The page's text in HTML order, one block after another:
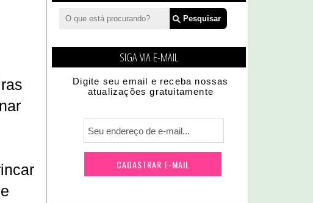
SIGA VIA E-MAIL
Digite seu email e receba nossas
atualizações gratuitamente